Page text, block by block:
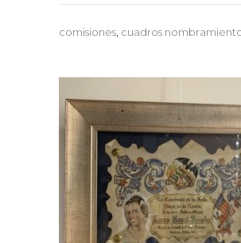
comisiones, cuadros